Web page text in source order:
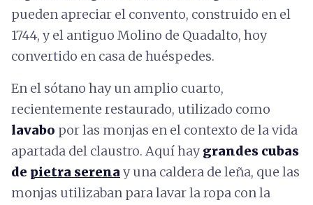
pueden apreciar el convento, construido en el
1744, y el antiguo Molino de Quadalto, hoy
convertido en casa de huéspedes.
En el sótano hay un amplio cuarto,
recientemente restaurado, utilizado como
lavabo por las monjas en el contexto de la vida
apartada del claustro. Aquí haygrandes cubas
de pietra serena y una caldera de leña, que las
monjas utilizaban para lavar la ropa con la